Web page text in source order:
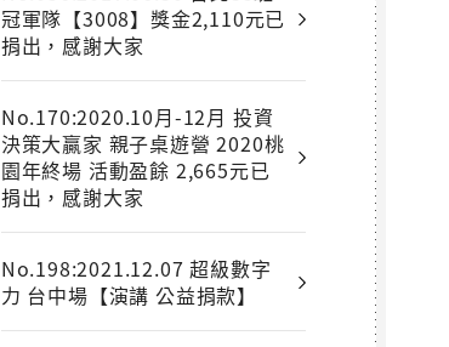
冠軍隊【3008】獎金2,110元已
捐出，感謝大家
No.170:2020.10月-12月 投資
決策大贏家 親子桌遊營 2020桃
園年終場 活動盈餘 2,665元已
捐出，感謝大家
No.198:2021.12.07 超級數字
力 台中場【演講 公益捐款】